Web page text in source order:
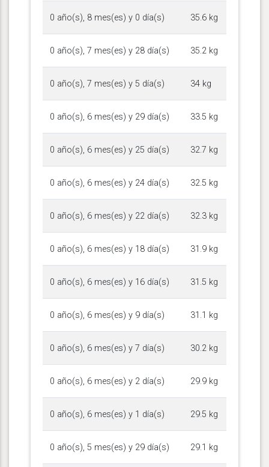
0 año(s), 8 mes(es) y 0 día(s) 35.6 kg
0 año(s), 7 mes(es) y 28 día(s) 35.2 kg
0 año(s), 7 mes(es) y 5 día(s) 34 kg
0 año(s), 6 mes(es) y 29 día(s) 33.5 kg
0 año(s), 6 mes(es) y 25 día(s) 32.7 kg
0 año(s), 6 mes(es) y 24 día(s) 32.5 kg
0 año(s), 6 mes(es) y 22 día(s) 32.3 kg
0 año(s), 6 mes(es) y 18 día(s) 31.9 kg
0 año(s), 6 mes(es) y 16 día(s) 31.5 kg
0 año(s), 6 mes(es) y 9 día(s) 31.1 kg
0 año(s), 6 mes(es) y 7 día(s) 30.2 kg
0 año(s), 6 mes(es) y 2 día(s) 29.9 kg
0 año(s), 6 mes(es) y 1 día(s) 29.5 kg
0 año(s), 5 mes(es) y 29 día(s) 29.1 kg